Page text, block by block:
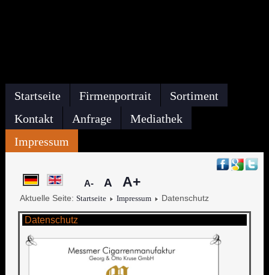
Startseite Firmenportrait
Sortiment
Kontakt
Anfrage
Mediathek
Impressum
A- A A+
Aktuelle Seite: Startseite Impressum Datenschutz
Datenschutz